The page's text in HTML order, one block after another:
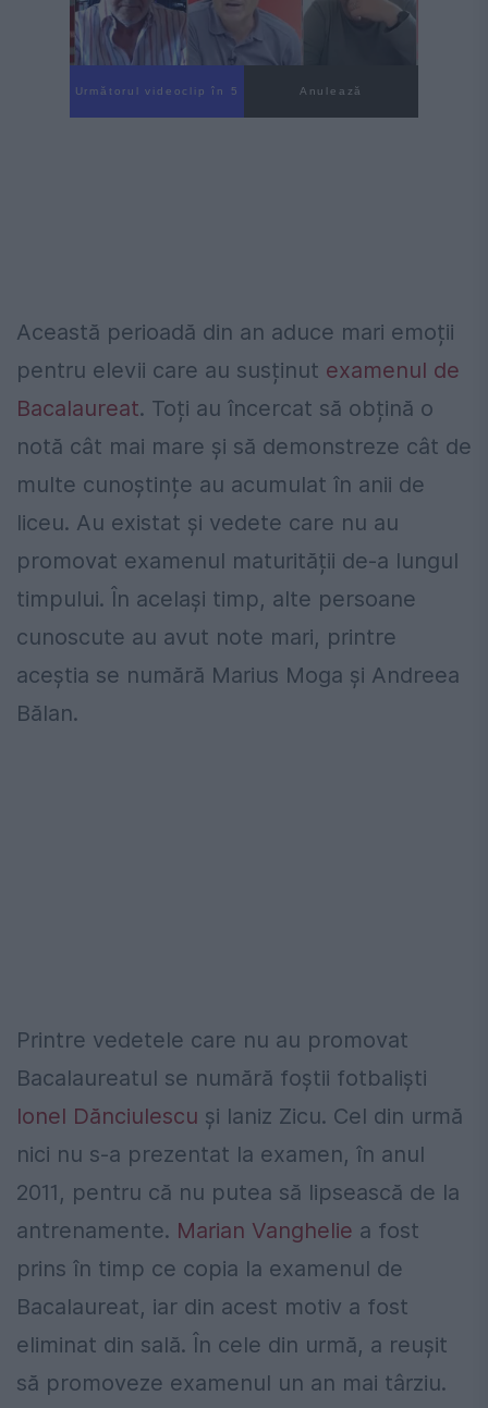
Următorul videoclip în 4 Anulează
Această perioadă din an aduce mari emoții
pentru elevii care au susținut examenul de
Bacalaureat. Toți au încercat să obțină o
notă cât mai mare și să demonstreze cât de
multe cunoștințe au acumulat în anii de
liceu. Au existat și vedete care nu au
promovat examenul maturității de-a lungul
timpului. În același timp, alte persoane
cunoscute au avut note mari, printre
aceștia se numără Marius Moga și Andreea
Bălan.
Printre vedetele care nu au promovat
Bacalaureatul se numără foștii fotbaliști
Ionel Dănciulescu și Ianiz Zicu. Cel din urmă
nici nu s-a prezentat la examen, în anul
2011, pentru că nu putea să lipsească de la
antrenamente. Marian Vanghelie a fost
prins în timp ce copia la examenul de
Bacalaureat, iar din acest motiv a fost
eliminat din sală. În cele din urmă, a reușit
să promoveze examenul un an mai târziu.